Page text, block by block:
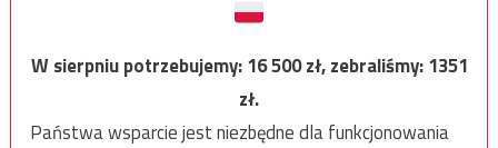
W sierpniu potrzebujemy:16 500zł, zebraliśmy:1351
zł.
Państwa wsparcie jest niezbędne dla funkcjonowania